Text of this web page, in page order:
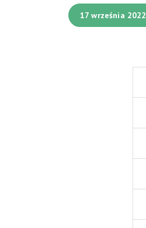
17 września 2022